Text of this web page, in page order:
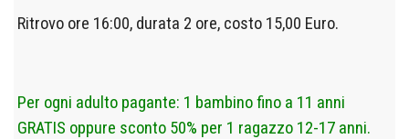
Ritrovo ore 16:00, durata 2 ore, costo 15,00 Euro.
Per ogni adulto pagante: 1 bambino fino a 11 anni
GRATIS oppure sconto 50% per 1 ragazzo 12-17 anni.